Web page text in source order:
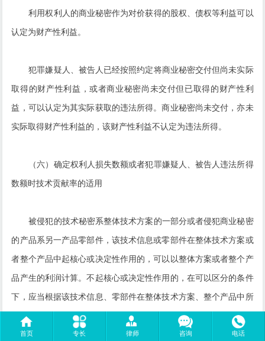
利用权利人的商业秘密作为对价获得的股权、债权等利益可以
认定为财产性利益。
犯罪嫌疑人、被告人已经按照约定将商业秘密交付但尚未实际
取得的财产性利益，或者商业秘密尚未交付但已取得的财产性利
益，可以认定为其实际获取的违法所得。商业秘密尚未交付，亦未
实际取得财产性利益的，该财产性利益不认定为违法所得。
（六）确定权利人损失数额或者犯罪嫌疑人、被告人违法所得
数额时技术贡献率的适用
被侵犯的技术秘密系整体技术方案的一部分或者侵犯商业秘密
的产品系另一产品零部件，该技术信息或零部件在整体技术方案或
者整个产品中起核心或决定性作用的，可以以整体方案或者整个产
品产生的利润计算。不起核心或决定性作用的，在可以区分的条件
下，应当根据该技术信息、零部件在整体技术方案、整个产品中所
起的作用、对于实现整体技术效果的贡献率等因素，合理确定权利
人损失数额或者犯罪嫌疑人、被告人违法所得数额。
首页 专长 律师 咨询 电话